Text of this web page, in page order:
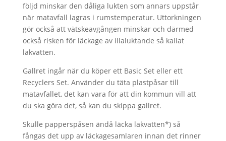
följd minskar den dåliga lukten som annars uppstår
när matavfall lagras i rumstemperatur. Uttorkningen
gör också att vätskeavgången minskar och därmed
också risken för läckage av illaluktande så kallat
lakvatten.
Gallret ingår när du köper ett Basic Set eller ett
Recyclers Set. Använder du täta plastpåsar till
matavfallet, det kan vara för att din kommun vill att
du ska göra det, så kan du skippa gallret.
Skulle papperspåsen ändå läcka lakvatten*) så
fångas det upp av läckagesamlaren innan det rinner